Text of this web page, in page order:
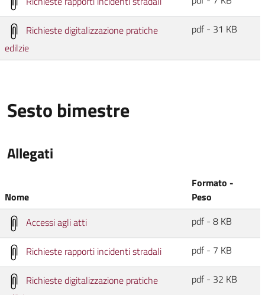
Richieste digitalizzazione pratiche
edilzie
pdf - 31 KB
Sesto bimestre
Allegati
Nome
Formato -
Peso
Accessi agli atti
pdf - 8 KB
Richieste rapporti incidenti stradali pdf - 7 KB
Richieste digitalizzazione pratiche
pdf - 32 KB